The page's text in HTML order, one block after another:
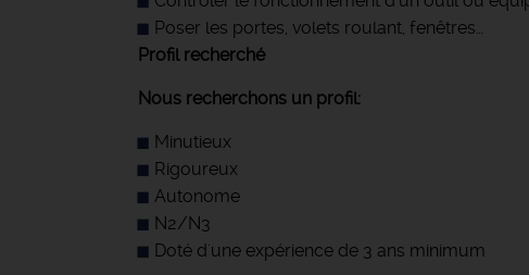
Poser les portes, volets roulant, fenêtres…
Profil recherché
Nous recherchons un profil:
Minutieux
Rigoureux
Autonome
N2/N3
Doté d'une expérience de 3 ans minimum